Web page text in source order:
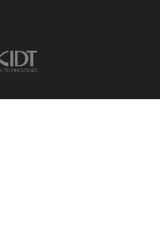
IDT Link